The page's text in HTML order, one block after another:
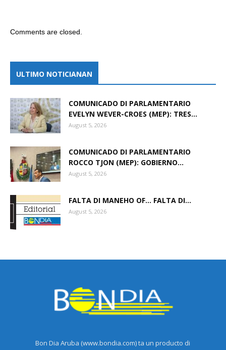
Comments are closed.
ULTIMO NOTICIANAN
COMUNICADO DI PARLAMENTARIO
EVELYN WEVER-CROES (MEP): TRES...
August 5, 2026
COMUNICADO DI PARLAMENTARIO
ROCCO TJON (MEP): GOBIERNO...
August 5, 2026
FALTA DI MANEHO OF… FALTA DI...
August 5, 2026
Bon Dia Aruba (www.bondia.com) ta un producto di